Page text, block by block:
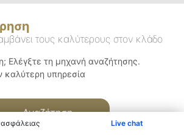
Live chat
τους καλύτερους στον κλάδο
Ελέγξτε τη μηχανή αναζήτησης.
καλύτερη υπηρεσία
Αναζήτηση